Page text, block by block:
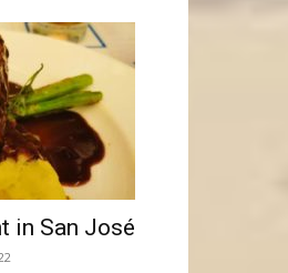
in San José